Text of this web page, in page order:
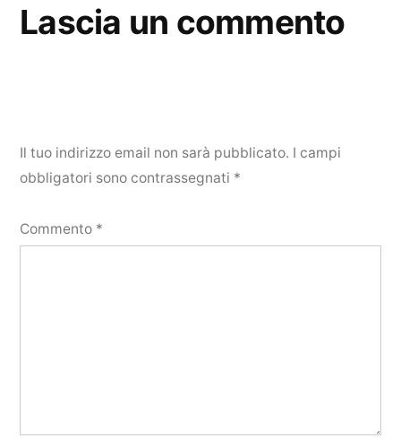
Lascia un commento
Il tuo indirizzo email non sarà pubblicato. I campi
obbligatori sono contrassegnati *
Commento *